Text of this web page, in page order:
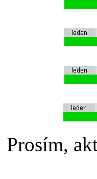
Prosím,